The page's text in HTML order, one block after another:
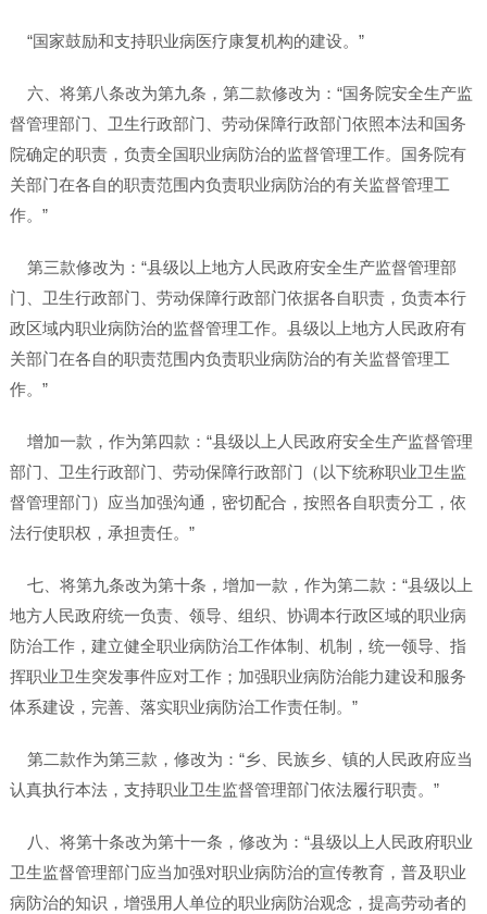
“国家鼓励和支持职业病医疗康复机构的建设。”
六、将第八条改为第九条，第二款修改为：“国务院安全生产监
督管理部门、卫生行政部门、劳动保障行政部门依照本法和国务
院确定的职责，负责全国职业病防治的监督管理工作。国务院有
关部门在各自的职责范围内负责职业病防治的有关监督管理工
作。”
第三款修改为：“县级以上地方人民政府安全生产监督管理部
门、卫生行政部门、劳动保障行政部门依据各自职责，负责本行
政区域内职业病防治的监督管理工作。县级以上地方人民政府有
关部门在各自的职责范围内负责职业病防治的有关监督管理工
作。”
增加一款，作为第四款：“县级以上人民政府安全生产监督管理
部门、卫生行政部门、劳动保障行政部门（以下统称职业卫生监
督管理部门）应当加强沟通，密切配合，按照各自职责分工，依
法行使职权，承担责任。”
七、将第九条改为第十条，增加一款，作为第二款：“县级以上
地方人民政府统一负责、领导、组织、协调本行政区域的职业病
防治工作，建立健全职业病防治工作体制、机制，统一领导、指
挥职业卫生突发事件应对工作；加强职业病防治能力建设和服务
体系建设，完善、落实职业病防治工作责任制。”
第二款作为第三款，修改为：“乡、民族乡、镇的人民政府应当
认真执行本法，支持职业卫生监督管理部门依法履行职责。”
八、将第十条改为第十一条，修改为：“县级以上人民政府职业
卫生监督管理部门应当加强对职业病防治的宣传教育，普及职业
病防治的知识，增强用人单位的职业病防治观念，提高劳动者的